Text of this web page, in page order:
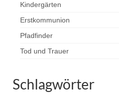
Kindergärten
Erstkommunion
Pfadfinder
Tod und Trauer
Schlagwörter